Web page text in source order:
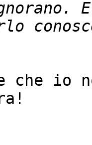
che io